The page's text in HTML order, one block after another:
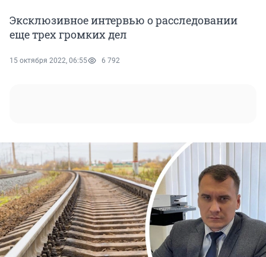
Эксклюзивное интервью о расследовании
еще трех громких дел
15 октября 2022, 06:55 6 792